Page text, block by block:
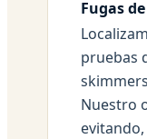
Fugas
pruebas
Nuestro